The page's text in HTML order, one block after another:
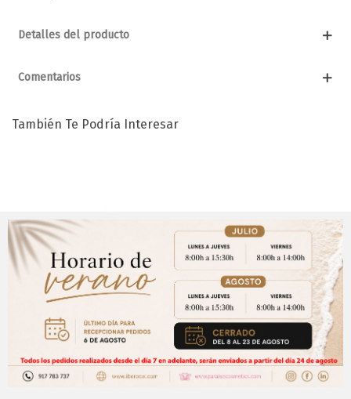
Detalles del producto
Comentarios
También Te Podría Interesar
Aviso Importante
¡Regístrate para acceder a los precios y realizar
tus pedidos online.!
Puedes hacerlo desdeAqui!
CERRAR